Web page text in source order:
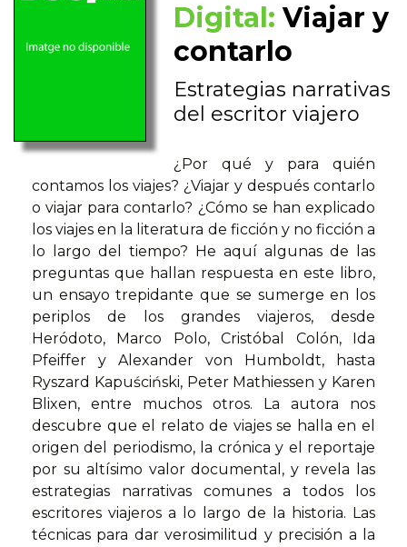
Digital: Viajar y
contarlo
Estrategias narrativas
del escritor viajero
¿Por qué y para quién
contamos los viajes? ¿Viajar y después contarlo
o viajar para contarlo? ¿Cómo se han explicado
los viajes en la literatura de ficción y no ficción a
lo largo del tiempo? He aquí algunas de las
preguntas que hallan respuesta en este libro,
un ensayo trepidante que se sumerge en los
periplos de los grandes viajeros, desde
Heródoto, Marco Polo, Cristóbal Colón, Ida
Pfeiffer y Alexander von Humboldt, hasta
Ryszard Kapuściński, Peter Mathiessen y Karen
Blixen, entre muchos otros. La autora nos
descubre que el relato de viajes se halla en el
origen del periodismo, la crónica y el reportaje
por su altísimo valor documental, y revela las
estrategias narrativas comunes a todos los
escritores viajeros a lo largo de la historia. Las
técnicas para dar verosimilitud y precisión a la